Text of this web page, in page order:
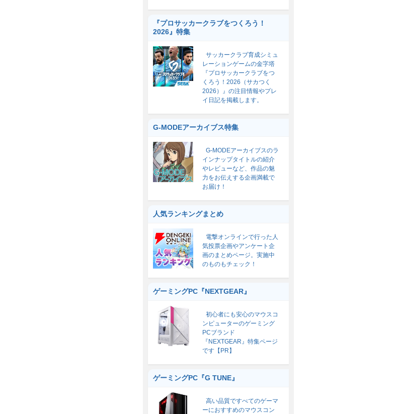
『プロサッカークラブをつくろう！
2026』特集
サッカークラブ育成シミュ
レーションゲームの金字塔
『プロサッカークラブをつ
くろう！2026（サカつく
2026）』の注目情報やプレ
イ日記を掲載します。
G-MODEアーカイブス特集
G-MODEアーカイブスのラ
インナップタイトルの紹介
やレビューなど、作品の魅
力をお伝えする企画満載で
お届け！
人気ランキングまとめ
電撃オンラインで行った人
気投票企画やアンケート企
画のまとめページ。実施中
のものもチェック！
ゲーミングPC『NEXTGEAR』
初心者にも安心のマウスコ
ンピューターのゲーミング
PCブランド
『NEXTGEAR』特集ページ
です【PR】
ゲーミングPC『G TUNE』
高い品質ですべてのゲーマ
ーにおすすめのマウスコン